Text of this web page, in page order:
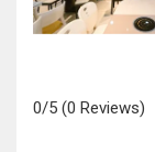
0/5 (0 Reviews)